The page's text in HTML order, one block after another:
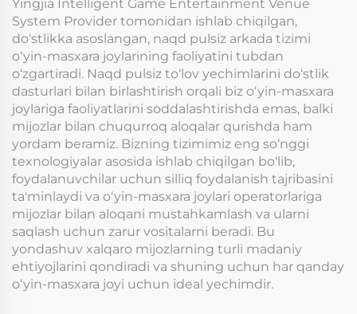
Yingjia Intelligent Game Entertainment Venue
System Provider tomonidan ishlab chiqilgan,
do‘stlikka asoslangan, naqd pulsiz arkada tizimi
o‘yin-masxara joylarining faoliyatini tubdan
o‘zgartiradi. Naqd pulsiz to‘lov yechimlarini do‘stlik
dasturlari bilan birlashtirish orqali biz o‘yin-masxara
joylariga faoliyatlarini soddalashtirishda emas, balki
mijozlar bilan chuqurroq aloqalar qurishda ham
yordam beramiz. Bizning tizimimiz eng so‘nggi
texnologiyalar asosida ishlab chiqilgan bo‘lib,
foydalanuvchilar uchun silliq foydalanish tajribasini
ta'minlaydi va o‘yin-masxara joylari operatorlariga
mijozlar bilan aloqani mustahkamlash va ularni
saqlash uchun zarur vositalarni beradi. Bu
yondashuv xalqaro mijozlarning turli madaniy
ehtiyojlarini qondiradi va shuning uchun har qanday
o‘yin-masxara joyi uchun ideal yechimdir.